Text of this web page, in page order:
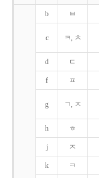
b ㅂ
c ㅋ, ㅊ
d ㄷ
f ㅍ
g ㄱ, ㅈ
h ㅎ
j ㅈ
k ㅋ